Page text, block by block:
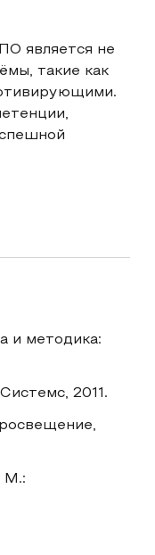
является не
такие как
и методика:
2011.
М.: